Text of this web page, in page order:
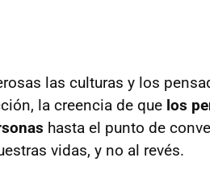
las culturas y los
la creencia de que los
hasta el punto de
vidas, y no al revés.